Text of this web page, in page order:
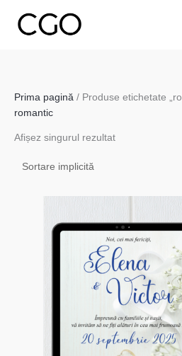
Prima pagină / Produse etichetate
romantic
Afișez singurul rezultat